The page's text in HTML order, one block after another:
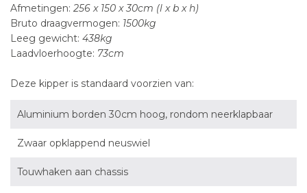
Afmetingen: 256 x 150 x 30cm (l x b x h)
Bruto draagvermogen: 1500kg
Leeg gewicht: 438kg
Laadvloerhoogte: 73cm
Deze kipper is standaard voorzien van:
Aluminium borden 30cm hoog, rondom neerklapbaar
Zwaar opklappend neuswiel
Touwhaken aan chassis